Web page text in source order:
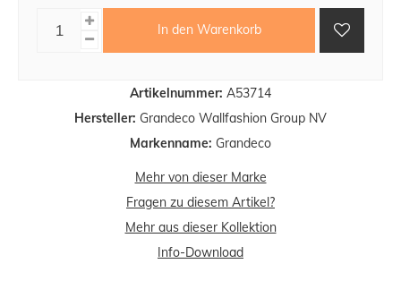
Artikelnummer: A53714
Hersteller: Grandeco Wallfashion Group NV
Markenname: Grandeco
In den Warenkorb
Mehr von dieser Marke
Fragen zu diesem Artikel?
Mehr aus dieser Kollektion
Info-Download